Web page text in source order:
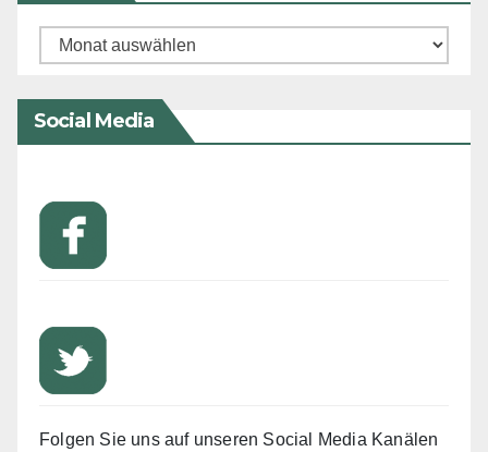
Archiv
Social Media
Folgen Sie uns auf unseren Social Media Kanälen